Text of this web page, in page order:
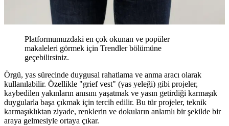
Platformumuzdaki en çok okunan ve popüler
makaleleri görmek için Trendler bölümüne
geçebilirsiniz.
Örgü, yas sürecinde duygusal rahatlama ve anma aracı olarak
kullanılabilir. Özellikle "grief vest" (yas yeleği) gibi projeler,
kaybedilen yakınların anısını yaşatmak ve yasın getirdiği karmaşık
duygularla başa çıkmak için tercih edilir. Bu tür projeler, teknik
karmaşıklıktan ziyade, renklerin ve dokuların anlamlı bir şekilde bir
araya gelmesiyle ortaya çıkar.